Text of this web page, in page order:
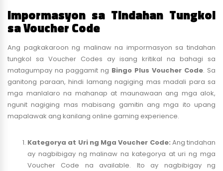
Impormasyon sa Tindahan Tungkol
sa Voucher Code
Ang pagkakaroon ng malinaw na impormasyon sa tindahan
tungkol sa Voucher Codes ay isang kritikal na bahagi sa
matagumpay na paggamit ng Bingo Plus Voucher Code. Sa
ganitong paraan, hindi lamang nagiging mas madali para sa
mga manlalaro na mahanap at maunawaan ang mga alok,
ngunit nagiging mas mabisang gamitin ang mga ito upang
mapalawak ang kanilang online gaming experience.
Kategorya at Uri ng Mga Voucher Code: Ang tindahan
ay nagbibigay ng malinaw na kategorya at uri ng mga
Voucher Code na available. Ito ay nagbibigay ng